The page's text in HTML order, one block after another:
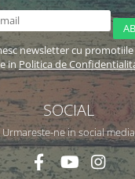
newsletter cu
in Politica de
SOCIAL
Urmareste-ne in social media